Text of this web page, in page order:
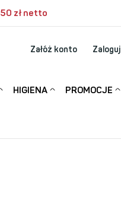
zł netto
Załóż konto Zaloguj
HIGIENA PROMOCJE